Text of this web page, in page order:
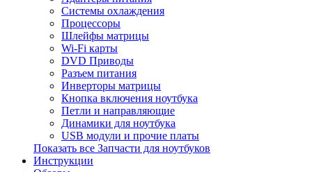
Системы охлаждения
Процессоры
Шлейфы матрицы
Wi-Fi карты
DVD Приводы
Разъем питания
Инверторы матрицы
Кнопка включения ноутбука
Петли и направляющие
Динамики для ноутбука
USB модули и прочие платы
Показать все Запчасти для ноутбуков
Инструкции